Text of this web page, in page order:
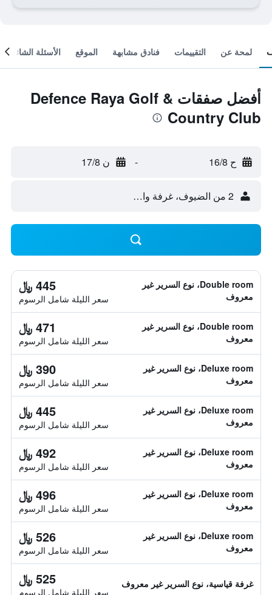
لمحة عن التقييمات فنادق مشابهة الموقع الأسئلة الشائعة
أفضل صفقات Defence Raya Golf &
Country Club
ح 16/8 - ن 17/8
2 من الضيوف، غرفة واحدة
Double room، نوع السرير غير
معروف
445 ﷼
سعر الليلة شامل الرسوم
Double room، نوع السرير غير
معروف
471 ﷼
سعر الليلة شامل الرسوم
Deluxe room، نوع السرير غير
معروف
390 ﷼
سعر الليلة شامل الرسوم
Deluxe room، نوع السرير غير
معروف
445 ﷼
سعر الليلة شامل الرسوم
Deluxe room، نوع السرير غير
معروف
492 ﷼
سعر الليلة شامل الرسوم
Deluxe room، نوع السرير غير
معروف
496 ﷼
سعر الليلة شامل الرسوم
Deluxe room، نوع السرير غير
معروف
526 ﷼
سعر الليلة شامل الرسوم
غرفة قياسية، نوع السرير غير معروف 525 ﷼
سعر الليلة شامل الرسوم